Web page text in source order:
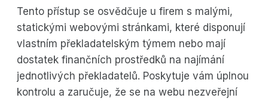
Tento přístup se osvědčuje u firem s malými,
statickými webovými stránkami, které disponují
vlastním překladatelským týmem nebo mají
dostatek finančních prostředků na najímání
jednotlivých překladatelů. Poskytuje vám úplnou
kontrolu a zaručuje, že se na webu nezveřejní